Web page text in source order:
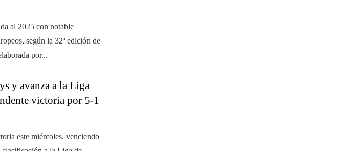
al 2025 con notable
según la 32ª edición de
por...
y avanza a la Liga
victoria por 5-1
este miércoles, venciendo